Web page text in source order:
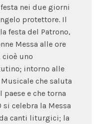
nei due giorni
protettore. Il
festa del Patrono,
Messa alle ore
uno
intorno alle
Musicale che saluta
e che torna
celebra la Messa
canti liturgici; la